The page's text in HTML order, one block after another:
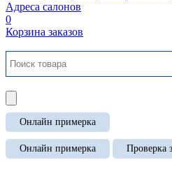
Адреса салонов
0
Корзина заказов
Онлайн примерка
Онлайн примерка Проверка